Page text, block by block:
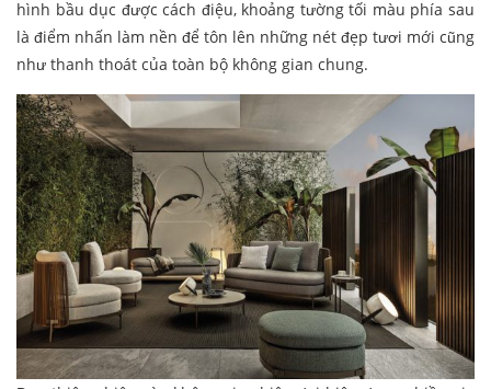
hình bầu dục được cách điệu, khoảng tường tối màu phía sau
là điểm nhấn làm nền để tôn lên những nét đẹp tươi mới cũng
như thanh thoát của toàn bộ không gian chung.